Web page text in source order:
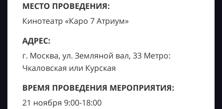
МЕСТО ПРОВЕДЕНИЯ:
Кинотеатр «Каро 7 Атриум»
АДРЕС:
г. Москва, ул. Земляной вал, 33 Метро:
Чкаловская или Курская
ВРЕМЯ ПРОВЕДЕНИЯ МЕРОПРИЯТИЯ:
21 ноября 9:00-18:00